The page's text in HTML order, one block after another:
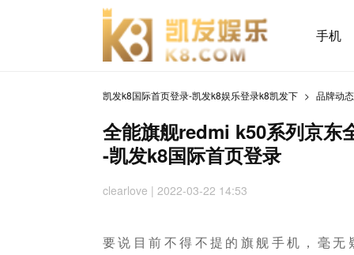
手机
凯发k8国际首页登录-凯发k8娱乐登录k8凯发下 品牌动
全能旗舰redmi k50系列京东
-凯发k8国际首页登录
clearlove | 2022-03-22 14:53
要说目前不得不提的旗舰手机，毫